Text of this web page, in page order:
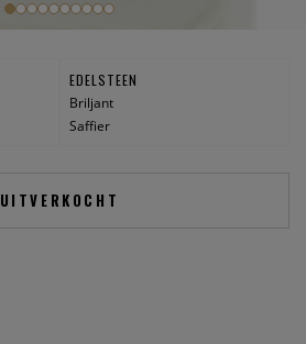
EDELSTEEN
Briljant
Saffier
UITVERKOCHT